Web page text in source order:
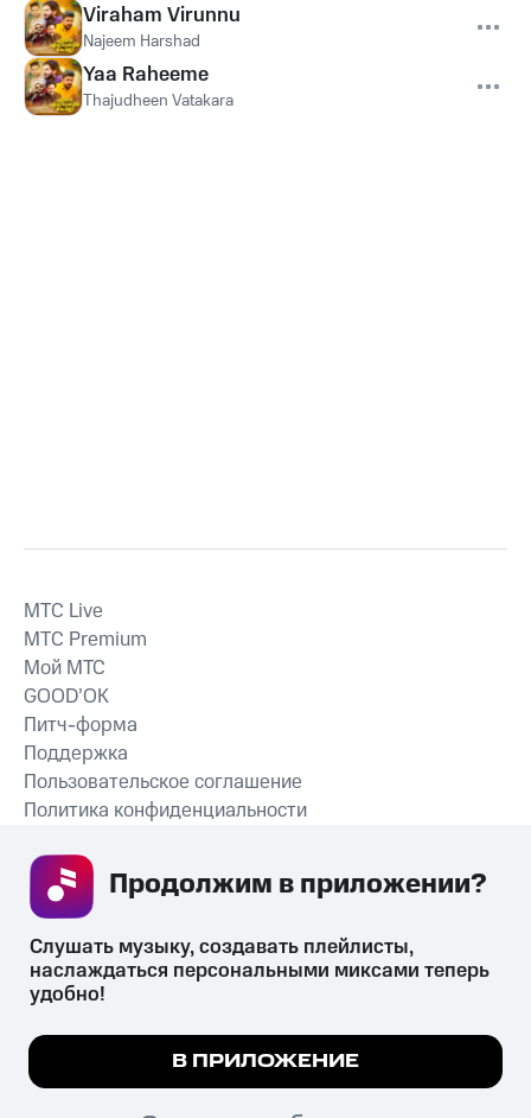
Viraham Virunnu
Najeem Harshad
Yaa Raheeme
Thajudheen Vatakara
СКАЧАТЬ ПРИЛОЖЕНИЕ
MTС Live
MTС Premium
Мой МТС
GOOD’OK
Питч-форма
Поддержка
Пользовательское соглашение
Политика конфиденциальности
психотропных веществ, их аналогов причиняет вред здоровью,
их незаконный оборот запрещён и влечёт установленную
законодательством ответственность.
© 2026 ООО «КИОН».
Мы используем куки, чтобы на сайте все
Подробнее
Слушать музыку, создавать плейлисты,
наслаждаться персональными миксами теперь
удобно!
В ПРИЛОЖЕНИЕ